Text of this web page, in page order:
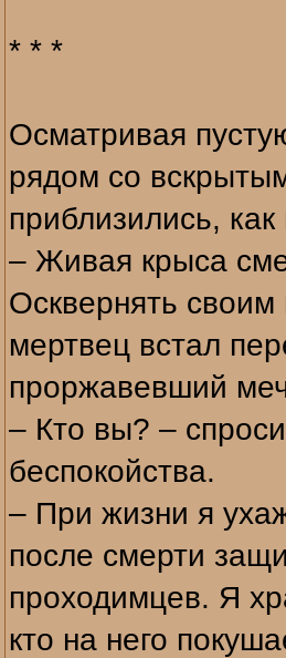
* * *
Осматривая
рядом со
приблизились,
– Живая крыса
Осквернять своим
мертвец встал
проржавевший
– Кто вы? –
беспокойства.
– При жизни я
после смерти
проходимцев. Я
кто на него